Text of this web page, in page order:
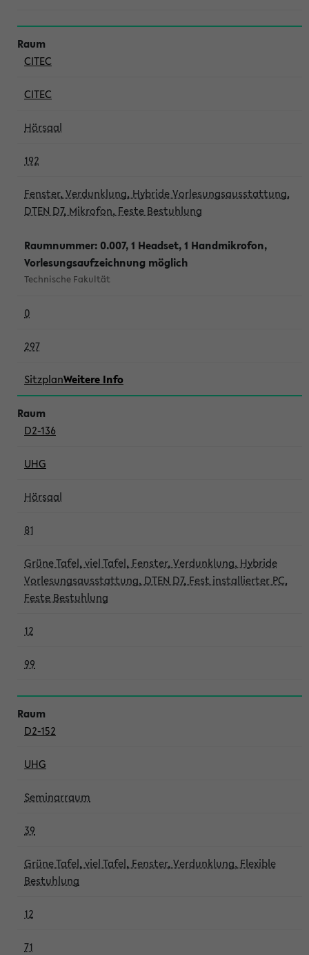
CITEC
CITEC
Hörsaal
192
Fenster, Verdunklung, Hybride Vorlesungsausstattung,
DTEN D7, Mikrofon, Feste Bestuhlung
Raumnummer: 0.007, 1 Headset, 1 Handmikrofon,
Vorlesungsaufzeichnung möglich
Technische Fakultät
0
297
SitzplanWeitere Info
D2-136
UHG
Hörsaal
81
Grüne Tafel, viel Tafel, Fenster, Verdunklung, Hybride
Vorlesungsausstattung, DTEN D7, Fest installierter PC,
Feste Bestuhlung
12
99
D2-152
UHG
Seminarraum
39
Grüne Tafel, viel Tafel, Fenster, Verdunklung, Flexible
Bestuhlung
12
71